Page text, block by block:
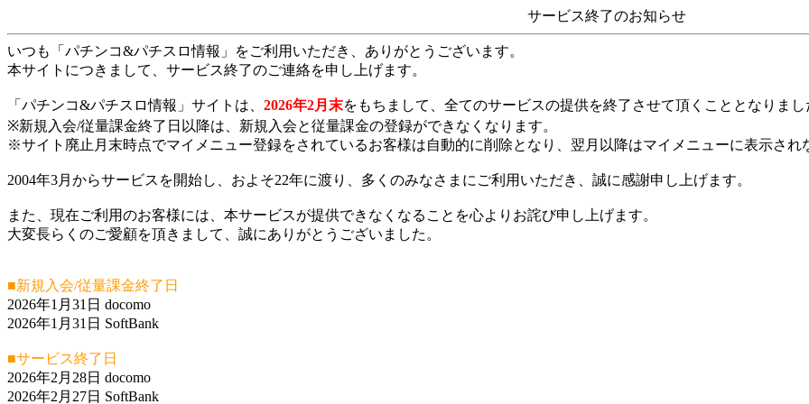
サービス終了のお知らせ
いつも「パチンコ&パチスロ情報」をご利用いただき、ありがとうございます。
本サイトにつきまして、サービス終了のご連絡を申し上げます。
「パチンコ&パチスロ情報」サイトは、 2026年2月末をもちまして、全てのサービスの提供を終了させて頂くこととなりまし
※新規入会/従量課金終了日以降は、新規入会と従量課金の登録ができなくなります。
※サイト廃止月末時点でマイメニュー登録をされているお客様は自動的に削除となり、翌月以降はマイメニューに表示され
2004年3月からサービスを開始し、およそ22年に渡り、多くのみなさまにご利用いただき、誠に感謝申し上げます。
また、現在ご利用のお客様には、本サービスが提供できなくなることを心よりお詫び申し上げます。
大変長らくのご愛顧を頂きまして、誠にありがとうございました。
■新規入会/従量課金終了日
2026年1月31日 docomo
2026年1月31日 SoftBank
■サービス終了日
2026年2月28日 docomo
2026年2月27日 SoftBank